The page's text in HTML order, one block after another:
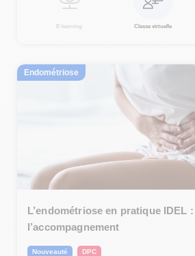
E-learning Classe virtuelle
Endométriose
L’endométriose en pratique IDEL
l’accompagnement
Nouveauté DPC